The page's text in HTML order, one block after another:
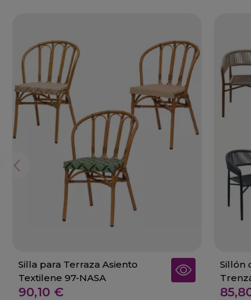
Silla para Terraza Asiento
Textilene 97-NASA
90,10 €
Sillón